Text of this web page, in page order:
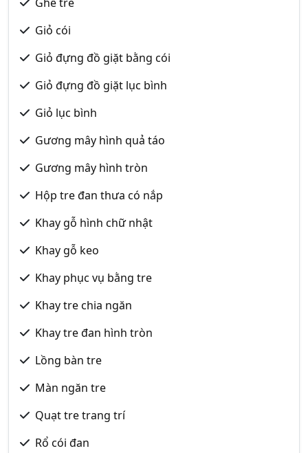
Giỏ cói
Giỏ đựng đồ giặt bằng cói
Giỏ đựng đồ giặt lục bình
Giỏ lục bình
Gương mây hình quả táo
Gương mây hình tròn
Hộp tre đan thưa có nắp
Khay gỗ hình chữ nhật
Khay gỗ keo
Khay phục vụ bằng tre
Khay tre chia ngăn
Khay tre đan hình tròn
Lồng bàn tre
Màn ngăn tre
Quạt tre trang trí
Rổ cói đan